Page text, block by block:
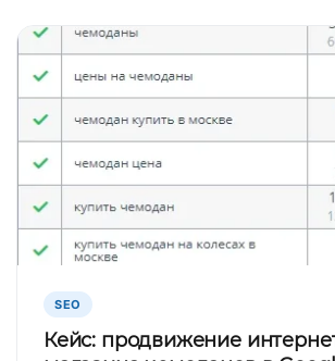
SEO
Кейс: продвижение